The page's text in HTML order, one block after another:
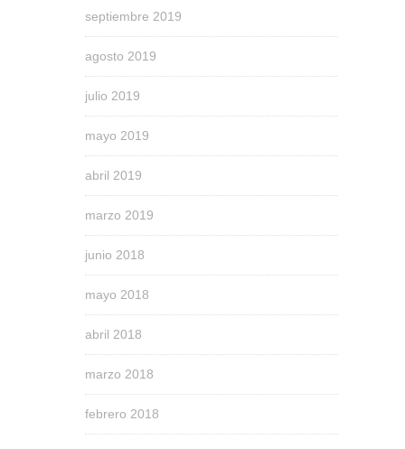
septiembre 2019
agosto 2019
julio 2019
mayo 2019
abril 2019
marzo 2019
junio 2018
mayo 2018
abril 2018
marzo 2018
febrero 2018